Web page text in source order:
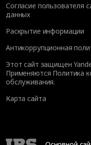
Согласие пользователя
данных
Раскрытие информации
Антикоррупционная
Этот сайт защищен
Применяются Политика
обслуживания.
Карта сайта